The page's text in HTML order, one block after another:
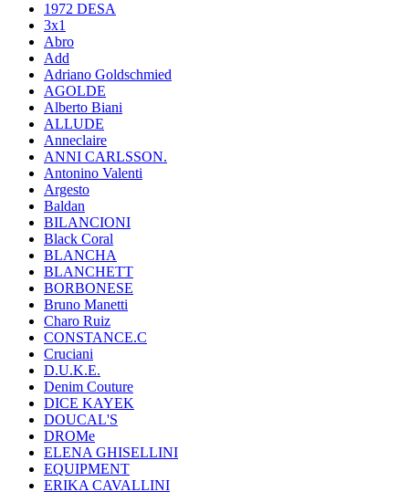
1972 DESA
3x1
Abro
Add
Adriano Goldschmied
AGOLDE
Alberto Biani
ALLUDE
Anneclaire
ANNI CARLSSON.
Antonino Valenti
Argesto
Baldan
BILANCIONI
Black Coral
BLANCHA
BLANCHETT
BORBONESE
Bruno Manetti
Charo Ruiz
CONSTANCE.C
Cruciani
D.U.K.E.
Denim Couture
DICE KAYEK
DOUCAL'S
DROMe
ELENA GHISELLINI
EQUIPMENT
ERIKA CAVALLINI